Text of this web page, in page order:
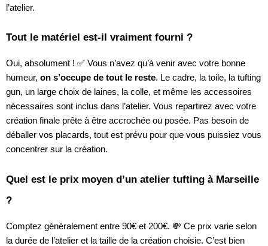
l’atelier.
Tout le matériel est-il vraiment fourni ?
Oui, absolument ! ✅ Vous n’avez qu’à venir avec votre bonne
humeur, on s’occupe de tout le reste. Le cadre, la toile, la tufting
gun, un large choix de laines, la colle, et même les accessoires
nécessaires sont inclus dans l’atelier. Vous repartirez avec votre
création finale prête à être accrochée ou posée. Pas besoin de
déballer vos placards, tout est prévu pour que vous puissiez vous
concentrer sur la création.
Quel est le prix moyen d’un atelier tufting à Marseille
?
Comptez généralement entre 90€ et 200€. 💸 Ce prix varie selon
la durée de l’atelier et la taille de la création choisie. C’est bien